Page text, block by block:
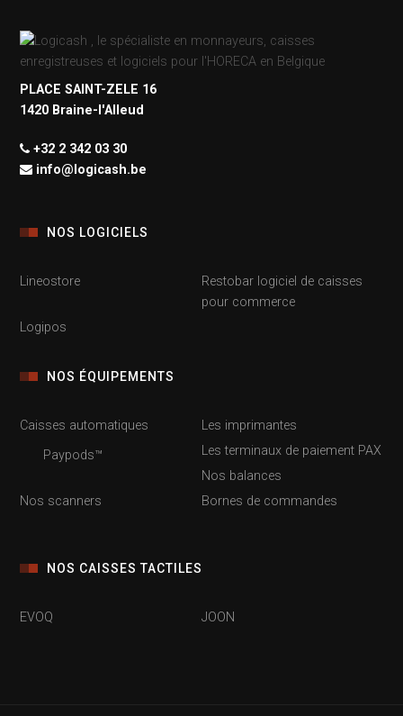
PLACE SAINT-ZELE 16
1420 Braine-l'Alleud
+32 2 342 03 30
info@logicash.be
NOS LOGICIELS
Lineostore
Restobar logiciel de caisses
pour commerce
Logipos
NOS ÉQUIPEMENTS
Caisses automatiques
Paypods™
Les imprimantes
Les terminaux de paiement PAX
Nos balances
Nos scanners
Bornes de commandes
NOS CAISSES TACTILES
EVOQ JOON